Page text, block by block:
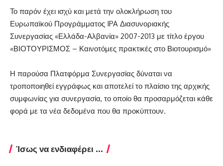
Το παρόν έχει ισχύ και μετά την ολοκλήρωση του
Ευρωπαϊκού Προγράμματος IPA Διασυνοριακής
Συνεργασίας «Ελλάδα-Αλβανία» 2007-2013 με τίτλο έργου
«ΒΙΟΤΟΥΡΙΣΜΟΣ – Καινοτόμες πρακτικές στο Βιοτουρισμό»
Η παρούσα Πλατφόρμα Συνεργασίας δύναται να
τροποποιηθεί εγγράφως και αποτελεί το πλαίσιο της αρχικής
συμφωνίας για συνεργασία, το οποίο θα προσαρμόζεται κάθε
φορά με τα νέα δεδομένα που θα προκύπτουν.
Ίσως να ενδιαφέρει ...